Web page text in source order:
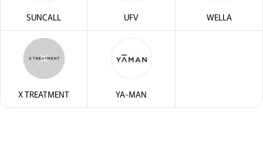
SUNCALL UFV WELLA
X TREATMENT YA-MAN